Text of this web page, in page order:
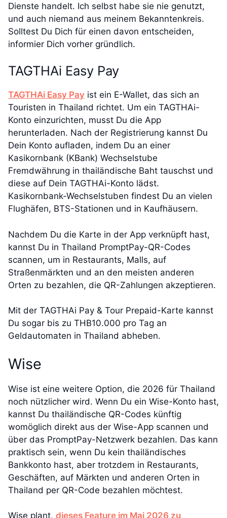
Dienste handelt. Ich selbst habe sie nie genutzt,
und auch niemand aus meinem Bekanntenkreis.
Solltest Du Dich für einen davon entscheiden,
informier Dich vorher gründlich.
TAGTHAi Easy Pay
TAGTHAi Easy Pay ist ein E-Wallet, das sich an
Touristen in Thailand richtet. Um ein TAGTHAi-
Konto einzurichten, musst Du die App
herunterladen. Nach der Registrierung kannst Du
Dein Konto aufladen, indem Du an einer
Kasikornbank (KBank) Wechselstube
Fremdwährung in thailändische Baht tauschst und
diese auf Dein TAGTHAi-Konto lädst.
Kasikornbank-Wechselstuben findest Du an vielen
Flughäfen, BTS-Stationen und in Kaufhäusern.
Nachdem Du die Karte in der App verknüpft hast,
kannst Du in Thailand PromptPay-QR-Codes
scannen, um in Restaurants, Malls, auf
Straßenmärkten und an den meisten anderen
Orten zu bezahlen, die QR-Zahlungen akzeptieren.
Mit der TAGTHAi Pay & Tour Prepaid-Karte kannst
Du sogar bis zu THB10.000 pro Tag an
Geldautomaten in Thailand abheben.
Wise
Wise ist eine weitere Option, die 2026 für Thailand
noch nützlicher wird. Wenn Du ein Wise-Konto hast,
kannst Du thailändische QR-Codes künftig
womöglich direkt aus der Wise-App scannen und
über das PromptPay-Netzwerk bezahlen. Das kann
praktisch sein, wenn Du kein thailändisches
Bankkonto hast, aber trotzdem in Restaurants,
Geschäften, auf Märkten und anderen Orten in
Thailand per QR-Code bezahlen möchtest.
Wise plant, dieses Feature im Mai 2026 zu